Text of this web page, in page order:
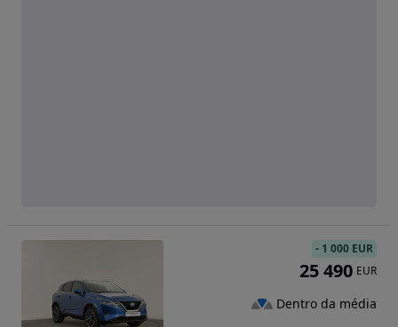
- 1 000 EUR
25 490 EUR
Dentro da média